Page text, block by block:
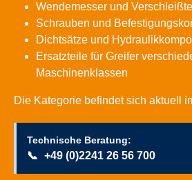
Wendemesser und
Schrauben und
Dichtsätze und
Ersatzteile für Greifer
Maschinenklassen
Die Kategorie befindet sich aktuell
Technische Beratung:
📞 +49 (0)2241 26 56 700